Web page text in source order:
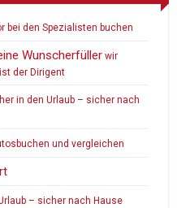
bei den Spezialisten buchen
Wunscherfüller wir
der Dirigent
in den Urlaub – sicher nach
und vergleichen
– sicher nach Hause